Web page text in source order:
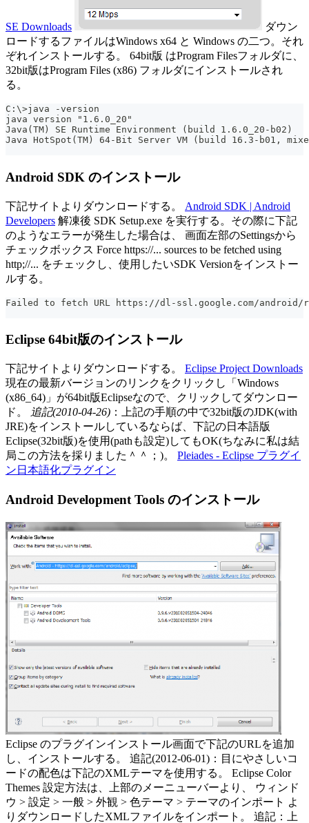
SE Downloads
ダウン
ロードするファイルはWindows x64 と Windows の二つ。それ
ぞれインストールする。 64bit版 はProgram Filesフォルダに、
32bit版はProgram Files (x86) フォルダにインストールされ
る。
C:\>java -version
java version "1.6.0_20"
Java(TM) SE Runtime Environment (build 1.6.0_20-b02)
Java HotSpot(TM) 64-Bit Server VM (build 16.3-b01,
Android SDK のインストール
下記サイトよりダウンロードする。 Android SDK | Android
Developers 解凍後 SDK Setup.exe を実行する。その際に下記
のようなエラーが発生した場合は、 画面左部のSettingsから
チェックボックス Force https://... sources to be fetched using
http;//... をチェックし、使用したいSDK Versionをインストー
ルする。
Failed to fetch URL https://dl-ssl.google.com/android/
Eclipse 64bit版のインストール
下記サイトよりダウンロードする。 Eclipse Project Downloads
現在の最新バージョンのリンクをクリックし「Windows
(x86_64)」が64bit版Eclipseなので、クリックしてダウンロー
ド。
追記(2010-04-26) ：上記の手順の中で32bit版のJDK(with
JRE)をインストールしているならば、下記の日本語版
Eclipse(32bit版)を使用(pathも設定)してもOK(ちなみに私は結
局この方法を採りました＾＾；)。 Pleiades - Eclipse プラグイ
ン日本語化プラグイン
Android Development Tools のインストール
Eclipse のプラグインインストール画面で下記のURLを追加
し、インストールする。 追記(2012-06-01)：目にやさしいコ
ードの配色は下記のXMLテーマを使用する。 Eclipse Color
Themes 設定方法は、上部のメーニューバーより、 ウィンド
ウ > 設定 > 一般 > 外観 > 色テーマ > テーマのインポート よ
りダウンロードしたXMLファイルをインポート。 追記：上